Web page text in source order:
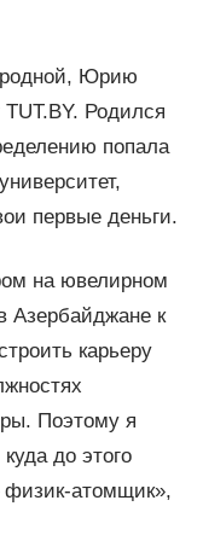
родной, Юрию
Родился
попала
первые деньги.
на ювелирном
Азербайджане к
карьеру
Поэтому я
до этого
физик-атомщик»,